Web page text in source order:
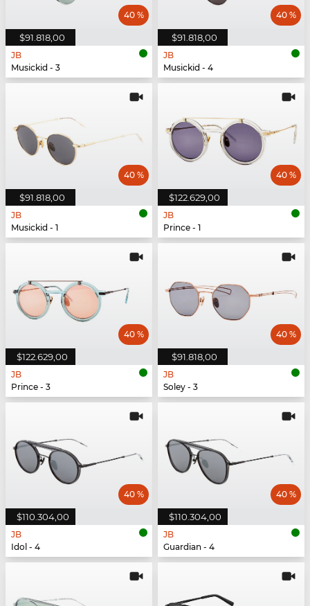
$91.818,00
40 %
JB
Musickid - 3
$91.818,00
40 %
JB
Musickid - 4
$91.818,00
40 %
JB
Musickid - 1
$122.629,00
40 %
JB
Prince - 1
$122.629,00
40 %
JB
Prince - 3
$91.818,00
40 %
JB
Soley - 3
$110.304,00
40 %
JB
Idol - 4
$110.304,00
40 %
JB
Guardian - 4